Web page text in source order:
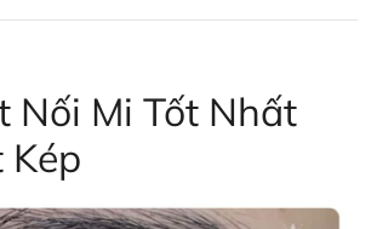
Nối Mi Tốt Nhất
Kép